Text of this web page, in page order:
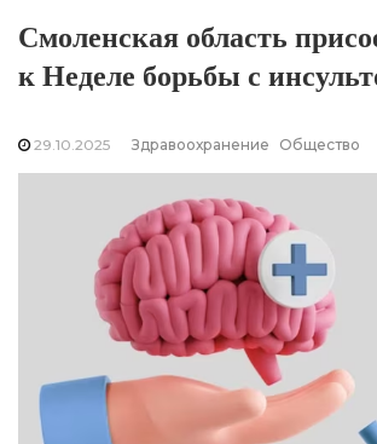
Смоленская область
к Неделе борьбы с
29.10.2025 Здравоохранение Общество